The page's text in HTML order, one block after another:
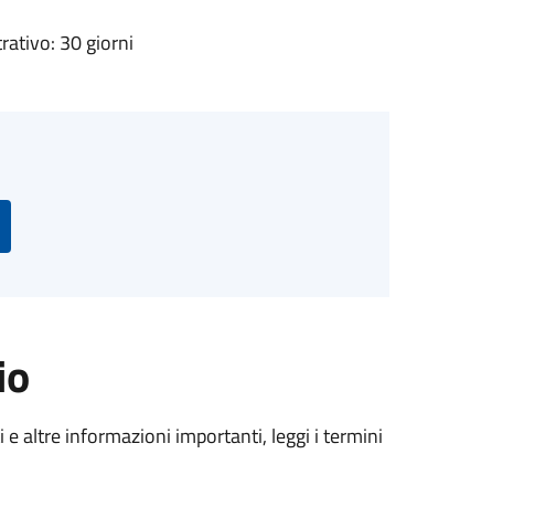
30 giorni
e altre informazioni importanti, leggi i termini